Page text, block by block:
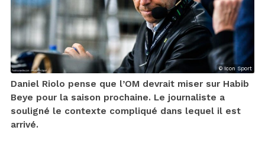
© Icon Sport
Daniel Riolo pense que l’OM devrait miser sur Habib
Beye pour la saison prochaine. Le journaliste a
souligné le contexte compliqué dans lequel il est
arrivé.